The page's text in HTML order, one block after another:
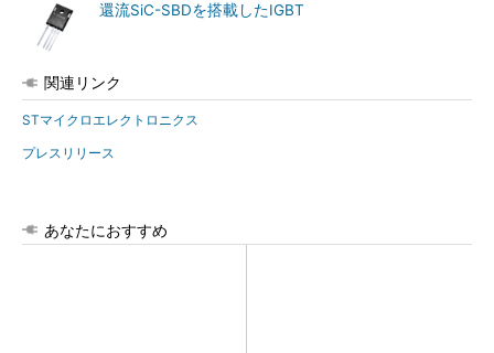
還流SiC-SBDを搭載したIGBT
関連リンク
STマイクロエレクトロニクス
プレスリリース
あなたにおすすめ